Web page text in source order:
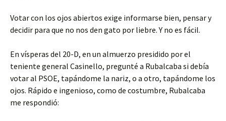
Votar con los ojos abiertos exige informarse bien, pensar y
decidir para que no nos den gato por liebre. Y no es fácil.
En vísperas del 20-D, en un almuerzo presidido por el
teniente general Casinello, pregunté a Rubalcaba si debía
votar al PSOE, tapándome la nariz, o a otro, tapándome los
ojos. Rápido e ingenioso, como de costumbre, Rubalcaba
me respondió: